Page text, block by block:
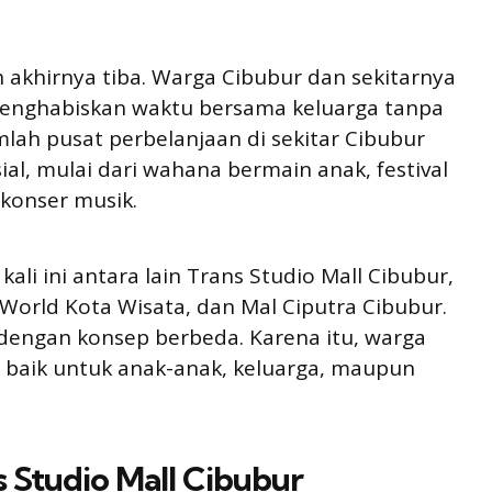
tiba. Warga Cibubur dan sekitarnya
waktu bersama keluarga tanpa
pusat perbelanjaan di sekitar Cibubur
mulai dari wahana bermain anak, festival
musik.
ini antara lain Trans Studio Mall Cibubur,
Kota Wisata, dan Mal Ciputra Cibubur.
konsep berbeda. Karena itu, warga
untuk anak-anak, keluarga, maupun
Studio Mall Cibubur